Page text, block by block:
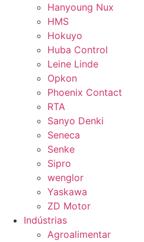
Hanyoung Nux
HMS
Hokuyo
Huba Control
Leine Linde
Opkon
Phoenix Contact
RTA
Sanyo Denki
Seneca
Senke
Sipro
wenglor
Yaskawa
ZD Motor
Indústrias
Agroalimentar